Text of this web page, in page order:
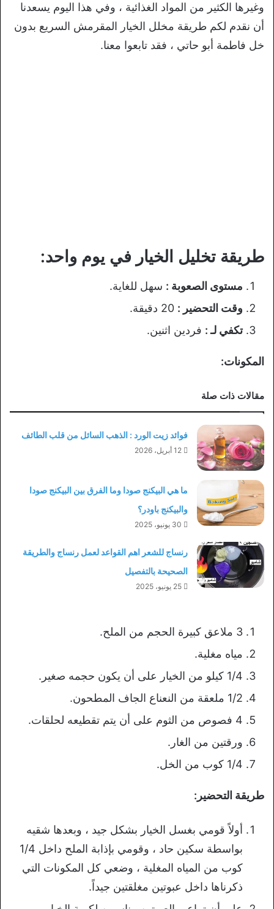
وغيرها الكثير من المواد الغذائية ، وفي هذا اليوم يسعدنا
أن نقدم لكم طريقة مخلل الخيار المقرمش السريع بدون
خل فاطمة أبو حاتي ، فقد تابعوا معنا.
طريقة تخليل الخيار في يوم واحد:
مستوى الصعوبة : سهل للغاية.
وقت التحضير :
تكفي لـ : فردين اثنين.
المكونات:
مقالات ذات صلة
فوائد زيت الورد : الذهب السائل من قلب الطائف
12 أبريل، 2026
ما هي البيكنج صودا وما الفرق بين البيكنج صودا
والبيكنج باودر؟
30 يونيو، 2025
رنساج للشعر اهم القواعد لعمل رنساج والطريقة
الصحيحة بالتفصيل
25 يونيو، 2025
3 ملاعق كبيرة الحجم من الملح.
مياه مغلية.
1/4 كيلو من الخيار على أن يكون حجمه صغير.
1/2 ملعقة من النعناع الجاف المطحون.
4 فصوص من الثوم على أن يتم تقطيعه لحلقات.
ورقتين من الغار.
1/4 كوب من الخل.
طريقة التحضير:
أولاً قومي بغسل الخيار بشكل جيد ، وبعدها شقيه
بواسطة سكين حاد ، وقومي بإذابة الملح داخل 1/4
كوب من المياه المغلية ، وضعي كل المكونات التي
ذكرناها داخل عبوتين مغلقتين جيداً.